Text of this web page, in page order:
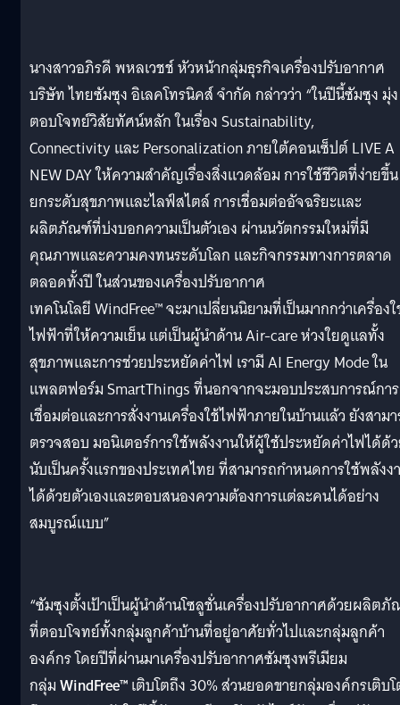
นางสาวอภิรดี พหลเวชช์ หัวหน้ากลุ่มธุรกิจเครื่องปรับอากาศ
บริษัท ไทยซัมซุง อิเลคโทรนิคส์ จำกัด กล่าวว่า “ในปีนี้ซัมซุง มุ่ง
ตอบโจทย์วิสัยทัศน์หลัก ในเรื่อง Sustainability,
Connectivity และ Personalization ภายใต้คอนเซ็ปต์ LIVE A
NEW DAY ให้ความสำคัญเรื่องสิ่งแวดล้อม การใช้ชีวิตที่ง่ายขึ้น
ยกระดับสุขภาพและไลฟ์สไตล์ การเชื่อมต่ออัจฉริยะและ
ผลิตภัณฑ์ที่บ่งบอกความเป็นตัวเอง ผ่านนวัตกรรมใหม่ที่มี
คุณภาพและความคงทนระดับโลก และกิจกรรมทางการตลาด
ตลอดทั้งปี ในส่วนของเครื่องปรับอากาศ
เทคโนโลยี WindFree™ จะมาเปลี่ยนนิยามที่เป็นมากกว่าเครื่อง
ไฟฟ้าที่ให้ความเย็น แต่เป็นผู้นำด้าน Air-care ห่วงใยดูแลทั้ง
สุขภาพและการช่วยประหยัดค่าไฟ เรามี AI Energy Mode ใน
แพลตฟอร์ม SmartThings ที่นอกจากจะมอบประสบการณ์การ
เชื่อมต่อและการสั่งงานเครื่องใช้ไฟฟ้าภายในบ้านแล้ว ยังสาม
ตรวจสอบ มอนิเตอร์การใช้พลังงานให้ผู้ใช้ประหยัดค่าไฟได้ด้
นับเป็นครั้งแรกของประเทศไทย ที่สามารถกำหนดการใช้พลังง
ได้ด้วยตัวเองและตอบสนองความต้องการแต่ละคนได้อย่าง
สมบูรณ์แบบ”
“ซัมซุงตั้งเป้าเป็นผู้นำด้านโซลูชั่นเครื่องปรับอากาศด้วยผลิต
ที่ตอบโจทย์ทั้งกลุ่มลูกค้าบ้านที่อยู่อาศัยทั่วไปและกลุ่มลูกค้า
องค์กร โดยปีที่ผ่านมาเครื่องปรับอากาศซัมซุงพรีเมียม
กลุ่มWindFree™เติบโตถึง 30% ส่วนยอดขายกลุ่มองค์กรเติบ